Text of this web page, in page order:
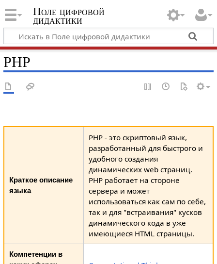
Поле цифровой
дидактики
PHP
Краткое описание
языка
PHP - это скриптовый язык,
разработанный для быстрого и
удобного создания
динамических web страниц.
PHP работает на стороне
сервера и может
использоваться как сам по себе,
так и для "встраивания" кусков
динамического кода в уже
имеющиеся HTML страницы.
Компетенции в